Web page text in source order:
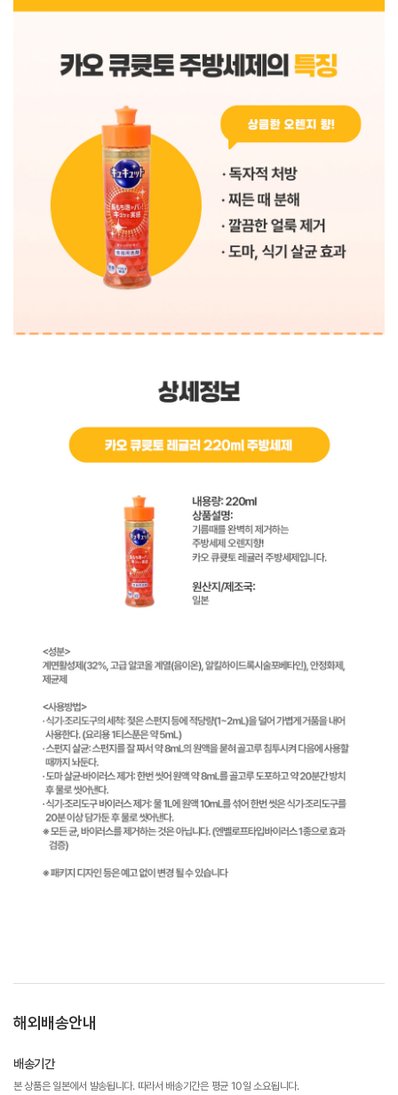
해외배송안내
배송기간
본 상품은 일본에서 발송됩니다. 따라서 배송기간은 평균 10일 소요됩니다.